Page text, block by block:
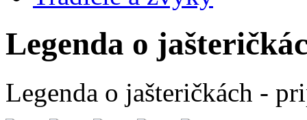
Legenda o
Legenda o jašteričkách -